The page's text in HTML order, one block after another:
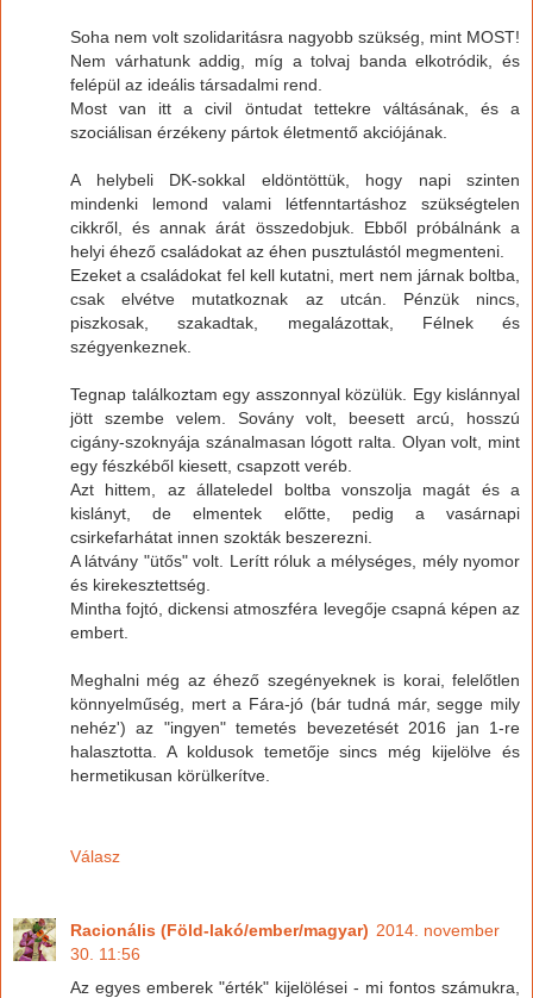
Soha nem volt szolidaritásra nagyobb szükség, mint MOST!
Nem várhatunk addig, míg a tolvaj banda elkotródik, és
felépül az ideális társadalmi rend.
Most van itt a civil öntudat tettekre váltásának, és a
szociálisan érzékeny pártok életmentő akciójának.
A helybeli DK-sokkal eldöntöttük, hogy napi szinten
mindenki lemond valami létfenntartáshoz szükségtelen
cikkről, és annak árát összedobjuk. Ebből próbálnánk a
helyi éhező családokat az éhen pusztulástól megmenteni.
Ezeket a családokat fel kell kutatni, mert nem járnak boltba,
csak elvétve mutatkoznak az utcán. Pénzük nincs,
piszkosak, szakadtak, megalázottak, Félnek és
szégyenkeznek.
Tegnap találkoztam egy asszonnyal közülük. Egy kislánnyal
jött szembe velem. Sovány volt, beesett arcú, hosszú
cigány-szoknyája szánalmasan lógott ralta. Olyan volt, mint
egy fészkéből kiesett, csapzott veréb.
Azt hittem, az állateledel boltba vonszolja magát és a
kislányt, de elmentek előtte, pedig a vasárnapi
csirkefarhátat innen szokták beszerezni.
A látvány "ütős" volt. Lerítt róluk a mélységes, mély nyomor
és kirekesztettség.
Mintha fojtó, dickensi atmoszféra levegője csapná képen az
embert.
Meghalni még az éhező szegényeknek is korai, felelőtlen
könnyelműség, mert a Fára-jó (bár tudná már, segge mily
nehéz') az "ingyen" temetés bevezetését 2016 jan 1-re
halasztotta. A koldusok temetője sincs még kijelölve és
hermetikusan körülkerítve.
Válasz
Racionális (Föld-lakó/ember/magyar) 2014. november
30. 11:56
Az egyes emberek "érték" kijelölései - mi fontos számukra,